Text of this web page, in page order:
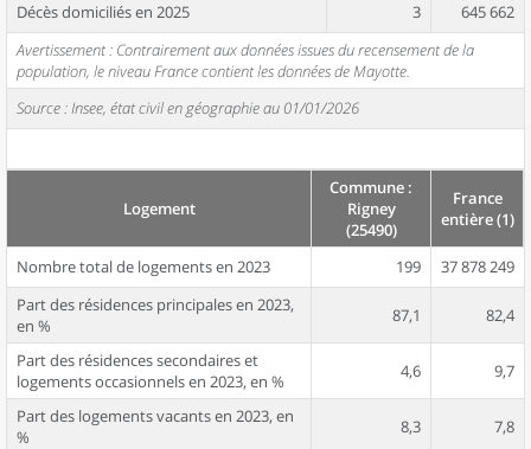
Décès domiciliés en 2025
3
645 662
Avertissement : Contrairement aux données issues du recensement de la
population, le niveau France contient les données de Mayotte.
Source : Insee, état civil en géographie au 01/01/2026
Logement
Commune :
Rigney
(25490)
France
entière (1)
Nombre total de logements en 2023 199
37 878 249
Part des résidences principales en 2023,
en %
87,1 82,4
Part des résidences secondaires et
logements occasionnels en 2023, en %
4,6 9,7
Part des logements vacants en 2023, en
%
8,3 7,8